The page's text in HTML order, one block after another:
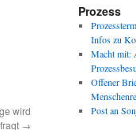
wird
→
Prozess
Infos zu
Macht mit:
Offener
Post an